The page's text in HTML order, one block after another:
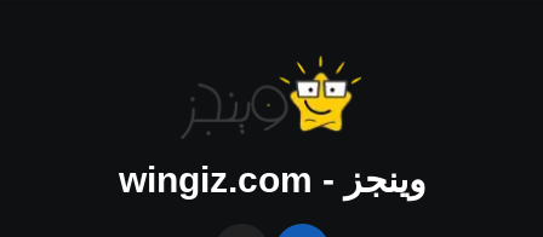
وينجز - wingiz.com